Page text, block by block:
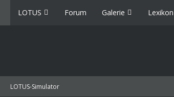
LOTUS Forum Galerie Lexikon
LOTUS-Simulator